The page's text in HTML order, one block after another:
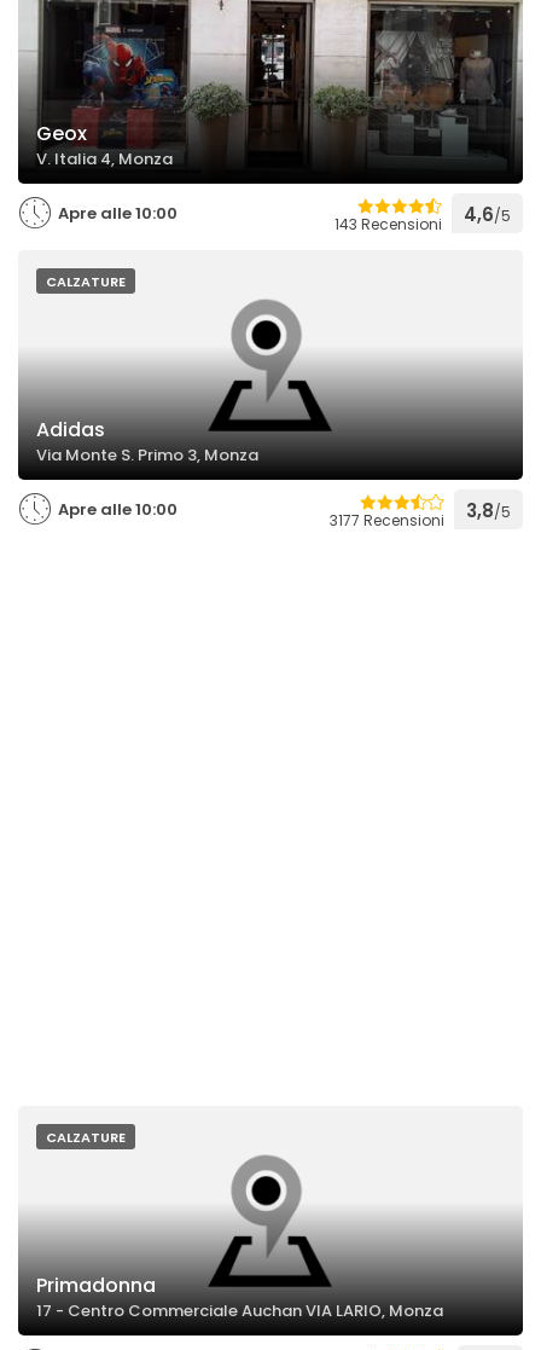
Geox
V. Italia 4, Monza
Apre alle 10:00 143 Recensioni 4,6/5
CALZATURE
Adidas
Via Monte S. Primo 3, Monza
Apre alle 10:00 3177 Recensioni 3,8/5
CALZATURE
Primadonna
17 - Centro Commerciale Auchan VIA LARIO, Monza